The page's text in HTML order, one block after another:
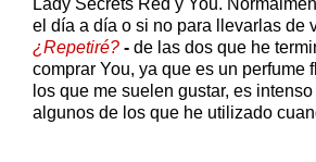
Lady Secrets Red y You.
el día a día o si no para llevarlas de
¿Repetiré? - de las dos que he
comprar You, ya que es un perfume
los que me suelen gustar, es
algunos de los que he utilizado